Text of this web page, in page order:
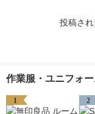
投稿され
作業服・ユニフォ
1 2